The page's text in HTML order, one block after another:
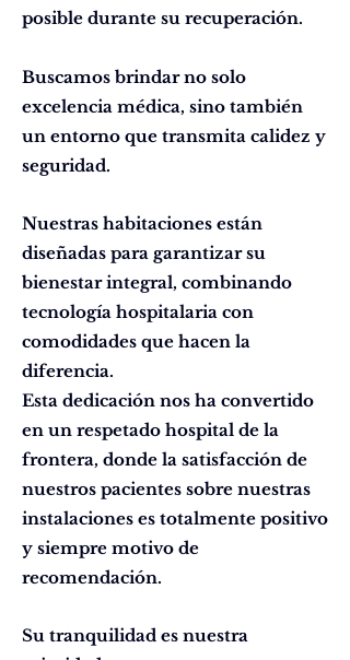
posible durante su recuperación.
Buscamos brindar no solo
excelencia médica, sino también
un entorno que transmita calidez y
seguridad.
Nuestras habitaciones están
diseñadas para garantizar su
bienestar integral, combinando
tecnología hospitalaria con
comodidades que hacen la
diferencia.
Esta dedicación nos ha convertido
en un respetado hospital de la
frontera, donde la satisfacción de
nuestros pacientes sobre nuestras
instalaciones es totalmente positivo
y siempre motivo de
recomendación.
Su tranquilidad es nuestra